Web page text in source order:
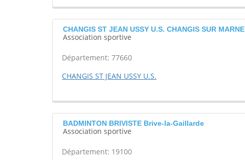
CHANGIS ST JEAN USSY U.S. CHANGIS SUR MARNE
Association sportive
Département: 77660
CHANGIS ST JEAN USSY U.S.
BADMINTON BRIVISTE Brive-la-Gaillarde
Association sportive
Département: 19100